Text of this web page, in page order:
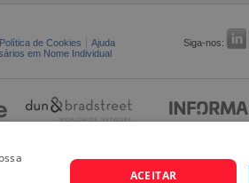
Política de Cookies Ajuda
Siga-nos:
em Nome Individual
ACEITAR